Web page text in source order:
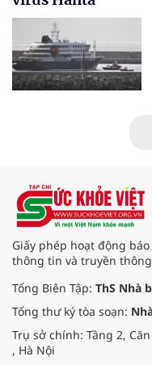
Giấy phép hoạt động báo
thông tin và truyền
Tổng Biên Tập: ThS Nhà
Tổng thư ký tòa soạn:
Trụ sở chính: Tầng 2,
, Hà Nội